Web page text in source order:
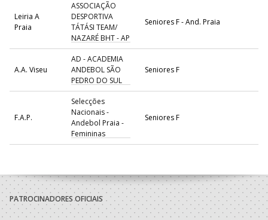
Leiria A
Praia
ASSOCIAÇÃO
DESPORTIVA
TÁTÁSI TEAM/
NAZARÉ BHT - AP
Seniores F - And. Praia
A.A. Viseu
AD - ACADEMIA
ANDEBOL SÃO
PEDRO DO SUL
Seniores F
F.A.P.
Selecções
Nacionais -
Andebol Praia -
Femininas
Seniores F
Aveiro
2023/24
PATROCINADORES OFICIAIS